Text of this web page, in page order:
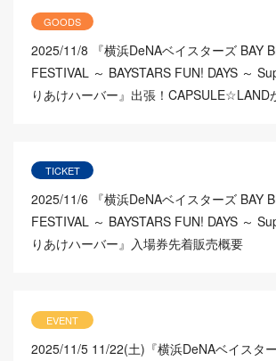
GOODS
2025/11/8
『横浜DeNAベイスターズ BAY
FESTIVAL ～ BAYSTARS FUN! DAYS ～
りあけハーバー』出張！CAPSULE☆LAND
TICKET
2025/11/6
『横浜DeNAベイスターズ BAY
FESTIVAL ～ BAYSTARS FUN! DAYS ～
りあけハーバー』入場券先着販売概要
EVENT
2025/11/5 11/22(土)『横浜DeNAベイスタ